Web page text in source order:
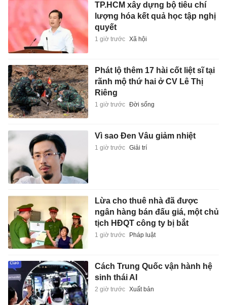
TP.HCM xây dựng bộ tiêu chí
lượng hóa kết quả học tập nghị
quyết
1 giờ trước Xã hội
Phát lộ thêm 17 hài cốt liệt sĩ tại
rãnh mộ thứ hai ở CV Lê Thị
Riêng
1 giờ trước Đời sống
Vì sao Đen Vâu giảm nhiệt
1 giờ trước Giải trí
Lừa cho thuê nhà đã được
ngân hàng bán đấu giá, một chủ
tịch HĐQT công ty bị bắt
1 giờ trước Pháp luật
Cách Trung Quốc vận hành hệ
sinh thái AI
2 giờ trước Xuất bản